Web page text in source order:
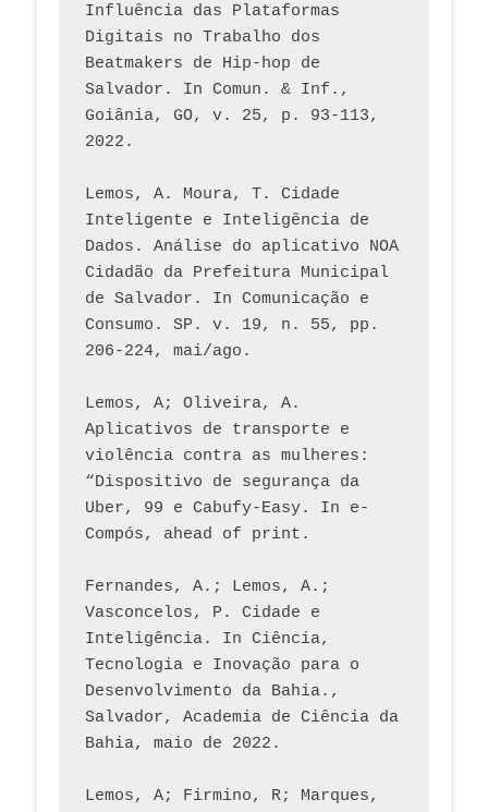
Influência das Plataformas
Digitais no Trabalho dos
Beatmakers de Hip-hop de
Salvador. In Comun. & Inf.,
Goiânia, GO, v. 25, p. 93-113,
2022.
Lemos, A. Moura, T. Cidade
Inteligente e Inteligência de
Dados. Análise do aplicativo NOA
Cidadão da Prefeitura Municipal
de Salvador. In Comunicação e
Consumo. SP. v. 19, n. 55, pp.
206-224, mai/ago.
Lemos, A; Oliveira, A.
Aplicativos de transporte e
violência contra as mulheres:
“Dispositivo de segurança da
Uber, 99 e Cabufy-Easy. In e-
Compós, ahead of print.
Fernandes, A.; Lemos, A.;
Vasconcelos, P. Cidade e
Inteligência. In Ciência,
Tecnologia e Inovação para o
Desenvolvimento da Bahia.,
Salvador, Academia de Ciência da
Bahia, maio de 2022.
Lemos, A; Firmino, R; Marques,